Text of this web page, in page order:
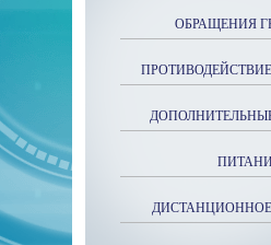
ОБРАЩЕНИЯ